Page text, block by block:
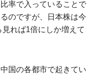
率で入っていることで
のですが、日本株は今
れば1倍にしか増えて
国の各都市で起きてい